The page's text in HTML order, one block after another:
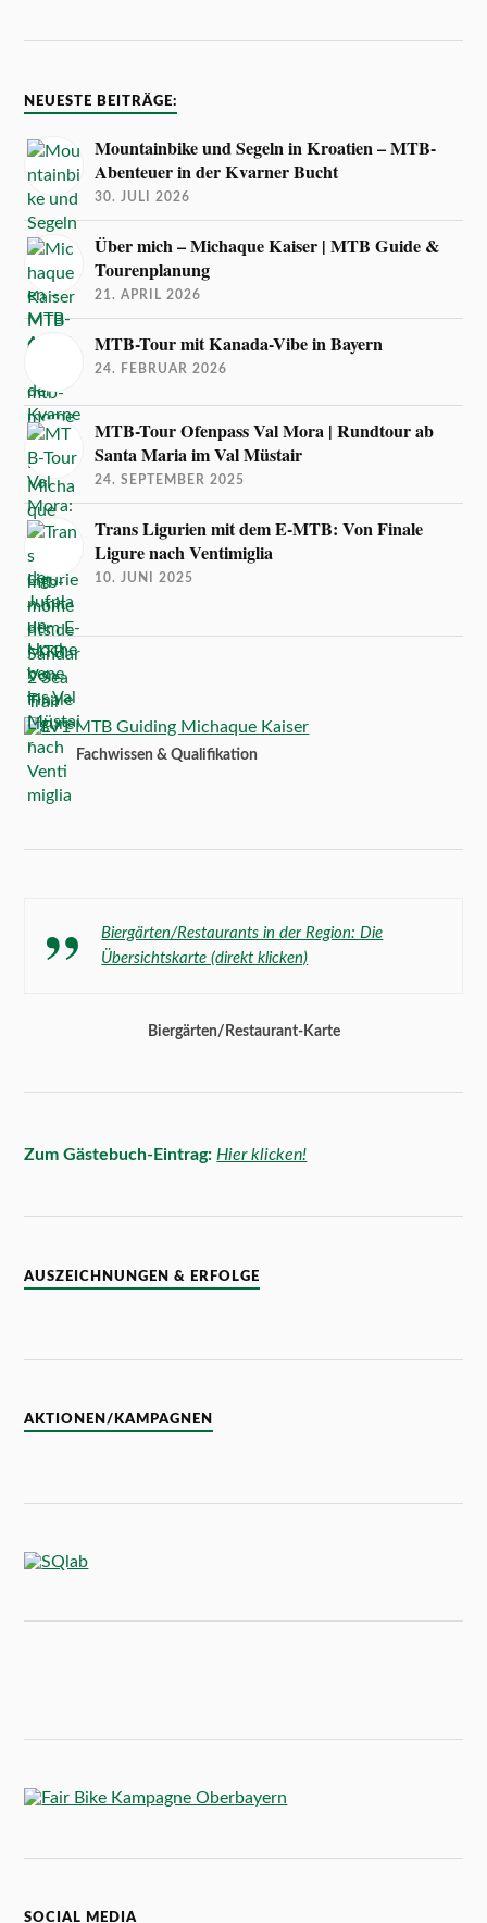
NEUESTE BEITRÄGE:
Mountainbike und Segeln in Kroatien – MTB-
Abenteuer in der Kvarner Bucht
30. JULI 2026
Über mich – Michaque Kaiser | MTB Guide &
Tourenplanung
21. APRIL 2026
MTB-Tour mit Kanada-Vibe in Bayern
24. FEBRUAR 2026
MTB-Tour Ofenpass Val Mora | Rundtour ab
Santa Maria im Val Müstair
24. SEPTEMBER 2025
Trans Ligurien mit dem E-MTB: Von Finale
Ligure nach Ventimiglia
10. JUNI 2025
Fachwissen & Qualifikation
Biergärten/Restaurants in der Region: Die
Übersichtskarte (direkt klicken)
Biergärten/Restaurant-Karte
Zum Gästebuch-Eintrag: Hier klicken!
AUSZEICHNUNGEN & ERFOLGE
AKTIONEN/KAMPAGNEN
SOCIAL MEDIA